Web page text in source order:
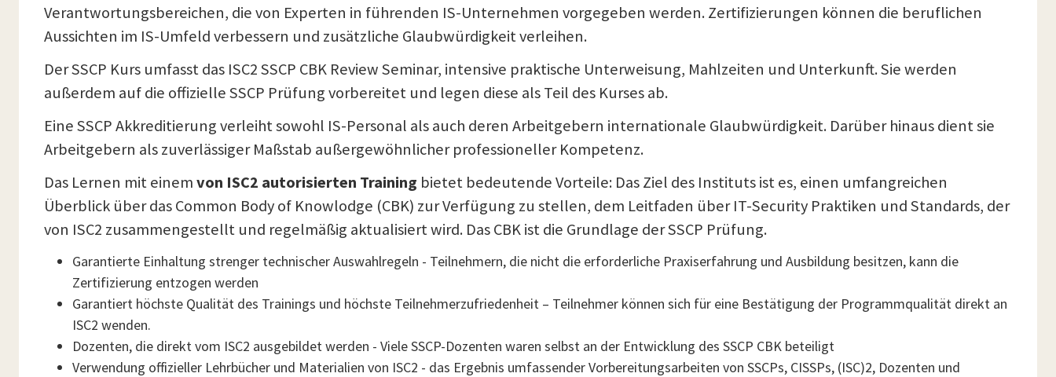
Verantwortungsbereichen, die von Experten in führenden IS-Unternehmen vorgegeben werden. Zertifizierungen können die beruflichen
Aussichten im IS-Umfeld verbessern und zusätzliche Glaubwürdigkeit verleihen.
Der SSCP Kurs umfasst das ISC2 SSCP CBK Review Seminar, intensive praktische Unterweisung, Mahlzeiten und Unterkunft. Sie werden
außerdem auf die offizielle SSCP Prüfung vorbereitet und legen diese als Teil des Kurses ab.
Eine SSCP Akkreditierung verleiht sowohl IS-Personal als auch deren Arbeitgebern internationale Glaubwürdigkeit. Darüber hinaus dient sie
Arbeitgebern als zuverlässiger Maßstab außergewöhnlicher professioneller Kompetenz.
Das Lernen mit einemvon ISC2 autorisierten Training bietet bedeutende Vorteile: Das Ziel des Instituts ist es, einen umfangreichen
Überblick über das Common Body of Knowlodge (CBK) zur Verfügung zu stellen, dem Leitfaden über IT-Security Praktiken und Standards, der
von ISC2 zusammengestellt und regelmäßig aktualisiert wird. Das CBK ist die Grundlage der SSCP Prüfung.
Garantierte Einhaltung strenger technischer Auswahlregeln - Teilnehmern, die nicht die erforderliche Praxiserfahrung und Ausbildung besitzen, kann die
Zertifizierung entzogen werden
Garantiert höchste Qualität des Trainings und höchste Teilnehmerzufriedenheit – Teilnehmer können sich für eine Bestätigung der Programmqualität direkt an
ISC2 wenden.
Dozenten, die direkt vom ISC2 ausgebildet werden - Viele SSCP-Dozenten waren selbst an der Entwicklung des SSCP CBK beteiligt
Verwendung offizieller Lehrbücher und Materialien von ISC2 - das Ergebnis umfassender Vorbereitungsarbeiten von SSCPs, CISSPs, (ISC)2, Dozenten und